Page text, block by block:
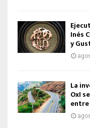
Inés
y
La
OxI
entre